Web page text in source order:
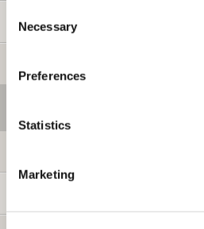
Selection
Necessary
Preferences
Statistics
Marketing
お問い合わせ